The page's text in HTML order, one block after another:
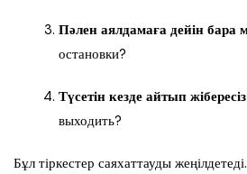
Пәлен аялдамаға дейін бара
остановки?
Түсетін кезде айтып
выходить?
Бұл тіркестер саяхаттауды жеңілдетеді.